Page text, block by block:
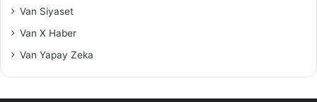
Van Siyaset
Van X Haber
Van Yapay Zeka